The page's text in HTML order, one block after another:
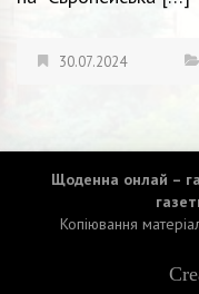
30.07.2024
Щоденна онлай –
Копіювання